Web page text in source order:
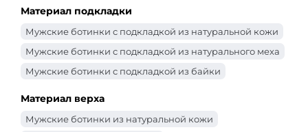
Материал подкладки
Мужские ботинки с подкладкой из натуральной кожи
Мужские ботинки с подкладкой из натурального меха
Мужские ботинки с подкладкой из байки
Материал верха
Мужские ботинки из натуральной кожи